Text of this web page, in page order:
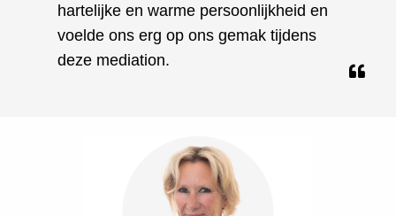
hartelijke en warme persoonlijkheid en
voelde ons erg op ons gemak tijdens
deze mediation.